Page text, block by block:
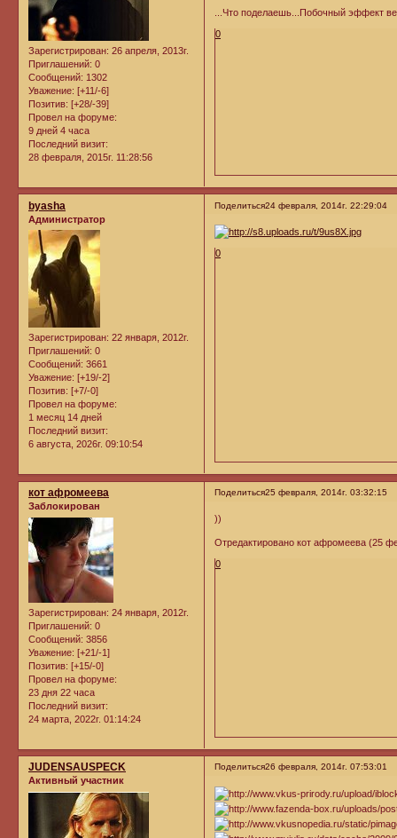
Зарегистрирован: 26 апреля, 2013г.
Приглашений: 0
Сообщений: 1302
Уважение: [+11/-6]
Позитив: [+28/-39]
Провел на форуме:
9 дней 4 часа
Последний визит:
28 февраля, 2015г. 11:28:56
...Что поделаешь...Побочный эффект
0
Поделиться24 февраля, 2014г. 22:29:04
byasha
Администратор
Зарегистрирован: 22 января, 2012г.
Приглашений: 0
Сообщений: 3661
Уважение: [+19/-2]
Позитив: [+7/-0]
Провел на форуме:
1 месяц 14 дней
Последний визит:
6 августа, 2026г. 09:10:54
0
Поделиться25 февраля, 2014г. 03:32:15
кот афромеева
Заблокирован
Зарегистрирован: 24 января, 2012г.
Приглашений: 0
Сообщений: 3856
Уважение: [+21/-1]
Позитив: [+15/-0]
Провел на форуме:
23 дня 22 часа
Последний визит:
24 марта, 2022г. 01:14:24
))
Отредактировано кот афромеева (25
0
Поделиться26 февраля, 2014г. 07:53:01
JUDENSAUSPECK
Активный участник